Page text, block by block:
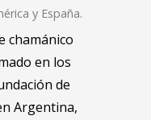
y España.
chamánico
en los
de
Argentina,